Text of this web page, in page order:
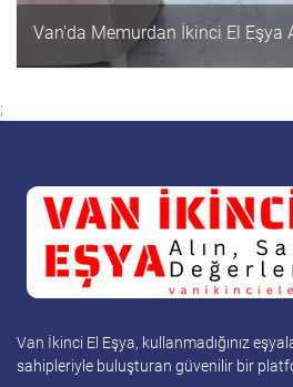
Van'da Memurdan İkinci El Eşya
;
Van İkinci El Eşya, kullanmadığınız
sahipleriyle buluşturan güvenilir bir